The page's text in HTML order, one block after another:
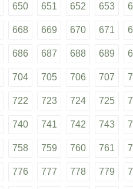
650 651 652 653
668 669 670 671
686 687 688 689
704 705 706 707
722 723 724 725
740 741 742 743
758 759 760 761
776 777 778 779